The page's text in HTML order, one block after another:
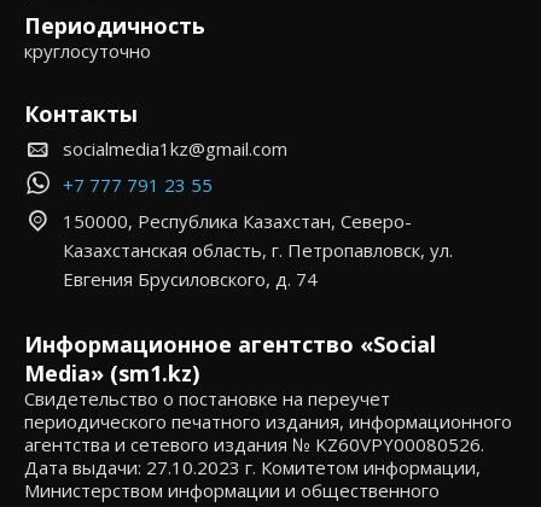
Периодичность
круглосуточно
Контакты
socialmedia1kz@gmail.com
+7 777 791 23 55
150000, Республика Казахстан, Северо-
Казахстанская область, г. Петропавловск, ул.
Евгения Брусиловского, д. 74
Информационное агентство «Social
Media» (sm1.kz)
Свидетельство о постановке на переучет
периодического печатного издания, информационного
агентства и сетевого издания № KZ60VPY00080526.
Дата выдачи: 27.10.2023 г. Комитетом информации,
Министерством информации и общественного